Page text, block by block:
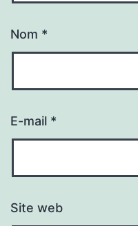
Nom *
E-mail *
Site web